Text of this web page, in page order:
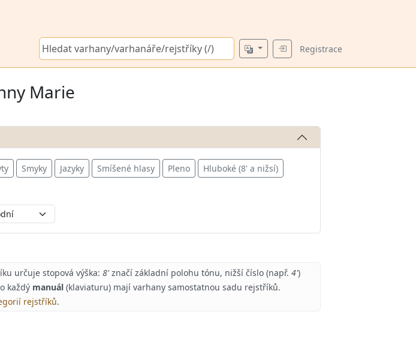
Registrace
Marie
Smyky Jazyky Smíšené hlasy Pleno
Hluboké (8' a nižsí)
určuje stopová výška: 8'značí základní polohu tónu, nižší číslo (např. 4')
každý manuál (klaviaturu) mají varhany samostatnou sadu rejstříků.
rejstříků.